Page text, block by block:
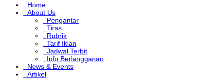
Home
About Us
Pengantar
Tiras
Rubrik
Tarif Iklan
Jadwal Terbit
Info Berlangganan
News & Events
Artikel